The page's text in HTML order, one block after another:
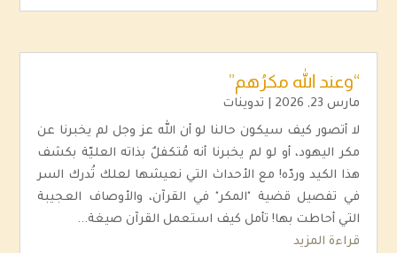
“وعند الله مكرُهم”
مارس 23, 2026 تدوينات
لا أتصور كيف سيكون حالنا لو أن الله عز وجل لم يخبرنا عن
مكر اليهود، أو لو لم يخبرنا أنه مُتكفلٌ بذاته العليّة بكشف
هذا الكيد وردّه! مع الأحداث التي نعيشها لعلك تُدرك السر
في تفصيل قضية "المكر" في القرآن، والأوصاف العجيبة
التي أحاطت بها! تأمل كيف استعمل القرآن صيغة...
قراءة المزيد